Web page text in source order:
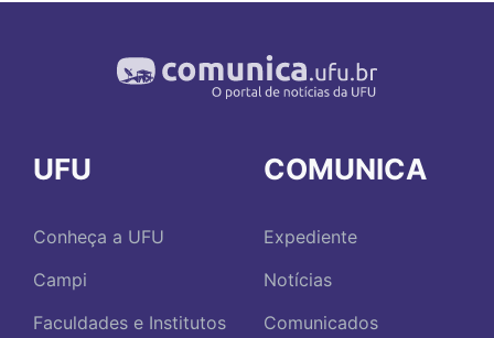
UFU
Conheça a UFU
Campi
Faculdades e Institutos
COMUNICA
Expediente
Notícias
Comunicados